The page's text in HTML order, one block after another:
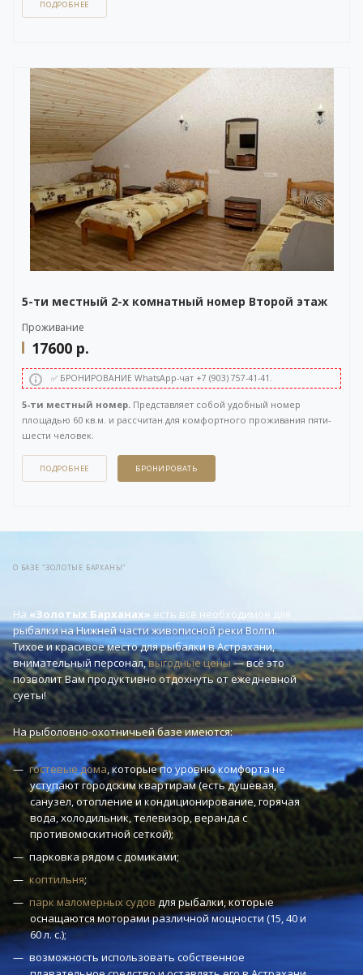
ПОДРОБНЕЕ
5-ти местный 2-х комнатный номер Второй этаж
Проживание
17600 р.
✅ БРОНИРОВАНИЕ WhatsApp-чат +7 (903) 757-41-41.
5-ти местный номер. Представляет собой удобный номер
площадью 60 кв.м. и рассчитан для комфортного проживания пяти-
шести человек.
В первой комнате две кровати (90см), во второй три кровати (90см) +
диван-кровать. Боковой вид на Волгу. Без балкона.
через бесплатныйWhatsApp-чатв правом нижнем углу нашего сайта,
ПОДРОБНЕЕ БРОНИРОВАТЬ
О БАЗЕ "ЗОЛОТЫЕ БАРХАНЫ"
На «Золотых Барханах» есть всё необходимое для
рыбалки на Нижней части живописной реки Волги.
Тихое и красивое место для рыбалки в Астрахани,
внимательный персонал,выгодные цены— всё это
позволит Вам продуктивно отдохнуть от ежедневной
суеты!
На рыболовно-охотничьей базе имеются:
гостевые дома, которые по уровню комфорта не
уступают городским квартирам (есть душевая,
санузел, отопление и кондиционирование, горячая
вода, холодильник, телевизор, веранда с
противомоскитной сеткой);
парковка рядом с домиками;
коптильня;
парк маломерных судов для рыбалки, которые
оснащаются моторами различной мощности (15, 40 и
60 л. с.);
возможность использовать собственное